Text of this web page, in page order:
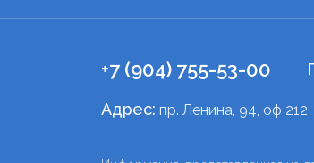
+7 (904) 755-53-00
Адрес: пр. Ленина, 94, оф 212